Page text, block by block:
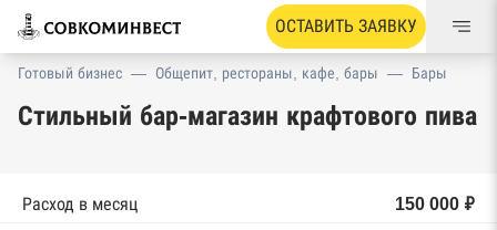
ОСТАВИТЬ ЗАЯВКУ
Готовый бизнес — Общепит, рестораны, кафе, бары — Бары
Стильный бар-магазин крафтового пива
Расход в месяц
150 000 ₽